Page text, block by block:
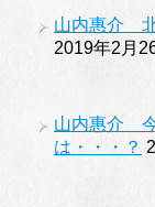
山内惠介 北
2019年2月
山内惠介
は・・・？